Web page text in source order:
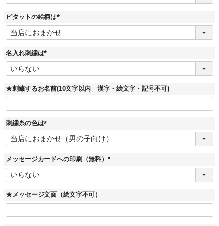
須
)
ビタットの絵柄は
(
必
須
名入れ刺繍は
(
須
★刺繍するお名前(10文字以内 漢字・絵文字・記号不可)
刺繍糸の色は
(
必
須
メッセージカードへの印刷（無料）
(
須
★メッセージ文面（絵文字不可）